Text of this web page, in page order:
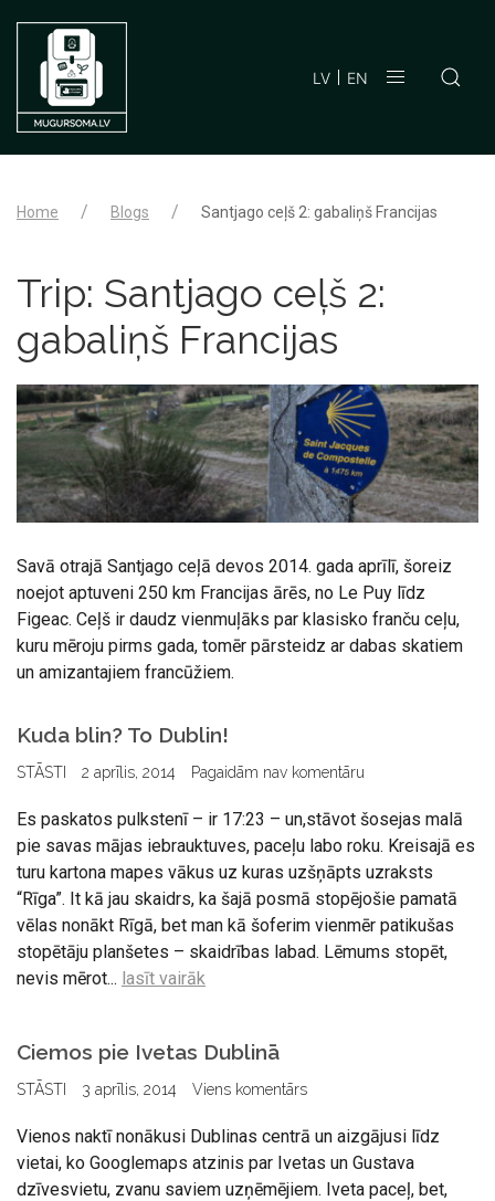
LV EN
Home Blogs Santjago ceļš 2: gabaliņš Francijas
Trip: Santjago ceļš 2:
gabaliņš Francijas
Savā otrajā Santjago ceļā devos 2014. gada aprīlī, šoreiz
noejot aptuveni 250 km Francijas ārēs, no Le Puy līdz
Figeac. Ceļš ir daudz vienmuļāks par klasisko franču ceļu,
kuru mēroju pirms gada, tomēr pārsteidz ar dabas skatiem
un amizantajiem francūžiem.
Kuda blin? To Dublin!
STĀSTI 2 aprīlis, 2014 Pagaidām nav komentāru
Es paskatos pulkstenī – ir 17:23 – un,stāvot šosejas malā
pie savas mājas iebrauktuves, paceļu labo roku. Kreisajā es
turu kartona mapes vākus uz kuras uzšņāpts uzraksts
“Rīga”. It kā jau skaidrs, ka šajā posmā stopējošie pamatā
vēlas nonākt Rīgā, bet man kā šoferim vienmēr patikušas
stopētāju planšetes – skaidrības labad. Lēmums stopēt,
nevis mērot... lasīt vairāk
Ciemos pie Ivetas Dublinā
STĀSTI 3 aprīlis, 2014 Viens komentārs
Vienos naktī nonākusi Dublinas centrā un aizgājusi līdz
vietai, ko Googlemaps atzinis par Ivetas un Gustava
dzīvesvietu, zvanu saviem uzņēmējiem. Iveta paceļ, bet,